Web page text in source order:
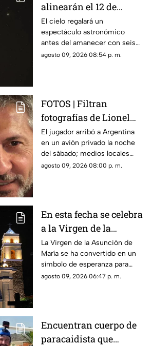
alinearán el 12 de
agosto: así podrás
observar el fenómeno
desde Morelos
El cielo regalará un
espectáculo astronómico
antes del amanecer con seis
planetas visibles desde
agosto 09, 2026 08:54 p. m.
FOTOS | Filtran
fotografías de Lionel
Messi y su familia en el
funeral de su papá
El jugador arribó a Argentina
en un avión privado la noche
del sábado; medios locales
captaron su llegada.
agosto 09, 2026 08:00 p. m.
En esta fecha se celebra
a la Virgen de la
Asunción de María en
Morelos
La Virgen de la Asunción de
María se ha convertido en un
símbolo de esperanza para
miles de creyentes.
agosto 09, 2026 06:47 p. m.
Encuentran cuerpo de
paracaidista que